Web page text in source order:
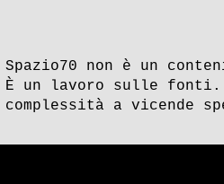
Spazio70 non è un
È un lavoro sulle fonti.
complessità a vicende